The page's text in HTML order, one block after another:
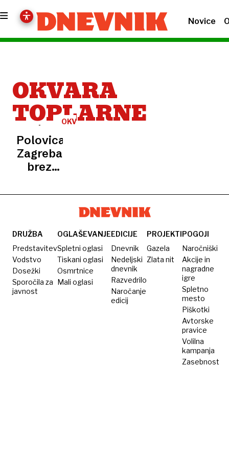
Novice
OKVARA
TOPLARNE
OKVARA
Polovica
Zagreba
brez
radiatorji
soseskah
DRUŽBA
Predstavitev
Vodstvo
Dosežki
Sporočila za
javnost
OGLAŠEVANJE
Spletni oglasi
Tiskani oglasi
Osmrtnice
Mali oglasi
EDICIJE
Dnevnik
Nedeljski
dnevnik
Razvedrilo
Naročanje
edicij
PROJEKTI
Gazela
Zlata nit
POGOJI
Naročniški
Akcije in
nagradne
igre
Spletno
mesto
Piškotki
Avtorske
pravice
Volilna
kampanja
Zasebnost